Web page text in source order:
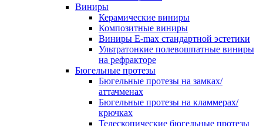
Виниры
Керамические виниры
Композитные виниры
Виниры E-max стандартной эстетики
Ультратонкие полевошпатные виниры
на рефракторе
Бюгельные протезы
Бюгельные протезы на замках/
аттачменах
Бюгельные протезы на кламмерах/
крючках
Телескопические бюгельные протезы